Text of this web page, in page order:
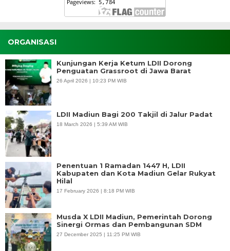
ORGANISASI
Kunjungan Kerja Ketum LDII Dorong
Penguatan Grassroot di Jawa Barat
26 April 2026 | 10:23 PM WIB
LDII Madiun Bagi 200 Takjil di Jalur Padat
18 March 2026 | 5:39 AM WIB
Penentuan 1 Ramadan 1447 H, LDII
Kabupaten dan Kota Madiun Gelar Rukyat
Hilal
17 February 2026 | 8:18 PM WIB
Musda X LDII Madiun, Pemerintah Dorong
Sinergi Ormas dan Pembangunan SDM
27 December 2025 | 11:25 PM WIB